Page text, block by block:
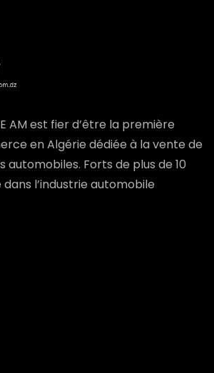
AM est fier d’être la première
en Algérie dédiée à la vente de
automobiles. Forts de plus de 10
dans l’industrie automobile